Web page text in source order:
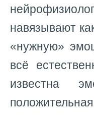
навязывают
«нужную»
всё
известна